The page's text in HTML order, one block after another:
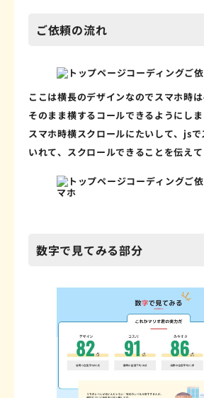
ご依頼の流れ
ここは横長のデザインなのでスマホ
そのまま横するコールできるようにしま
スマホ時横スクロールにたいして、js
いれて、スクロールできることを伝えて
数字で見てみる部分